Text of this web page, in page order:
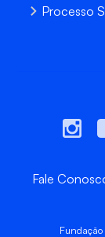
Processo
Fale